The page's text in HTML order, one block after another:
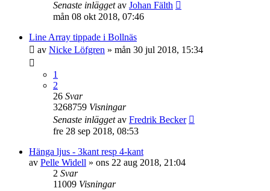
Senaste inläggetav Johan Fälth
mån 08 okt 2018, 07:46
Line Array tippade i Bollnäs
av Nicke Löfgren » mån 30 jul 2018, 15:34
1
2
26 Svar
3268759 Visningar
Senaste inläggetav Fredrik Becker
fre 28 sep 2018, 08:53
Hänga ljus - 3kant resp 4-kant
av Pelle Widell » ons 22 aug 2018, 21:04
2 Svar
11009 Visningar